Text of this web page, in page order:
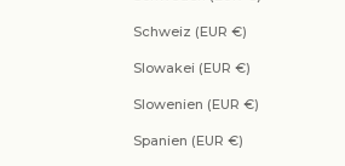
Schweiz (EUR €)
Slowakei (EUR €)
Slowenien (EUR €)
Spanien (EUR €)